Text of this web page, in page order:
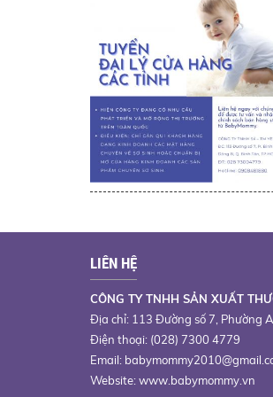
LIÊN HỆ
CÔNG TY TNHH SẢN XUẤT
Địa chỉ: 113 Đường số 7, Phường
Điện thoại: (028) 7300 4779
Email:
Website: www.babymommy.vn